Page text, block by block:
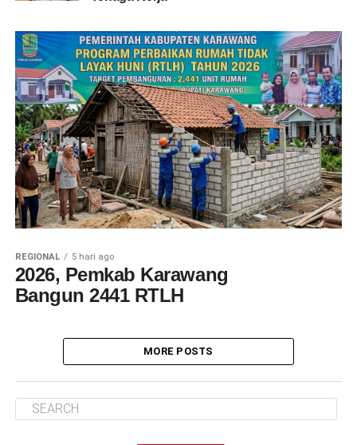
REGIONAL 5 hari ago
2026, Pemkab Karawang
Bangun 2441 RTLH
MORE POSTS